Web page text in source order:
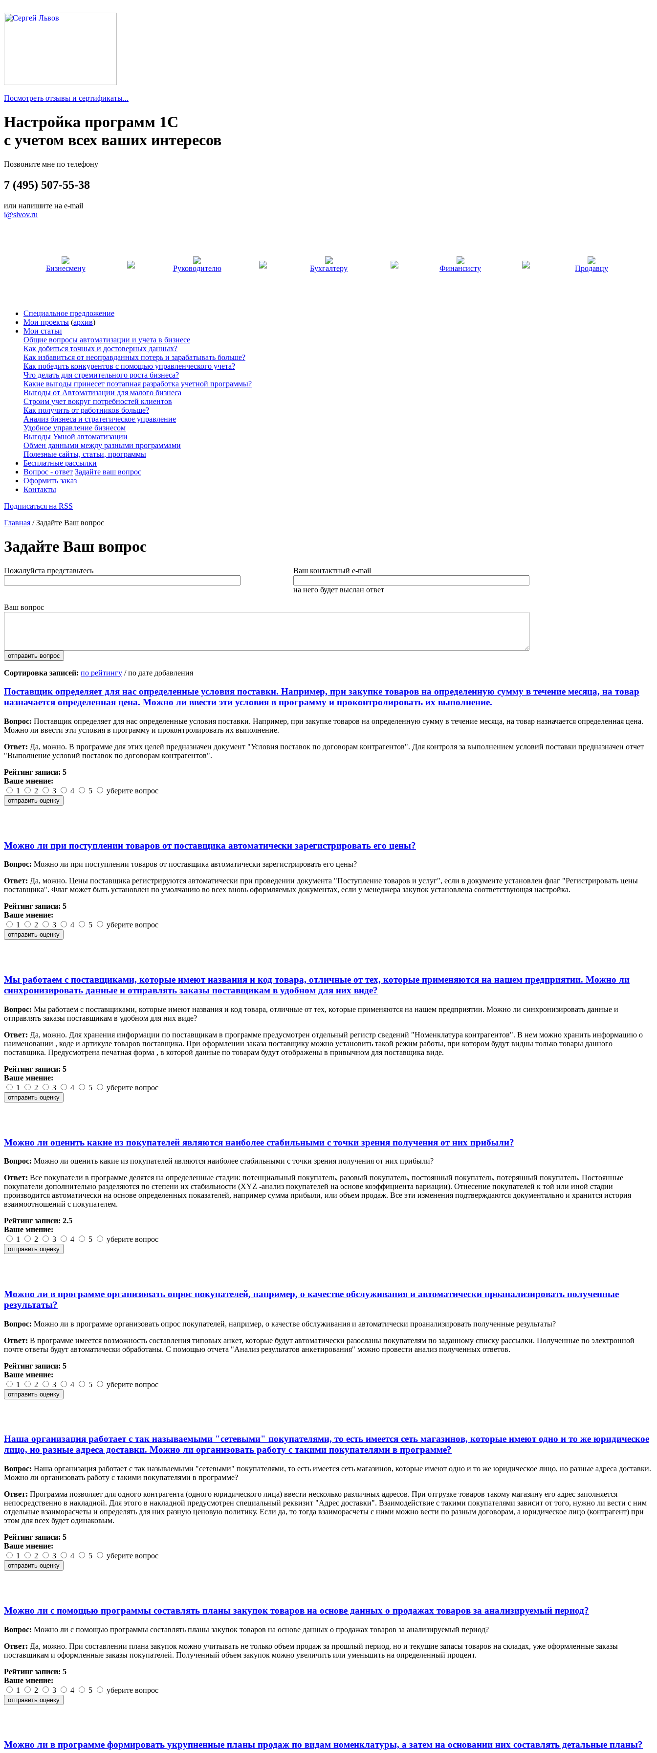
Посмотреть отзывы и сертификаты...
Настройка программ 1С
с учетом всех ваших интересов
Позвоните мне по телефону
7 (495) 507-55-38
или напишите на e-mail
i@slvov.ru
Бизнесмену Руководителю Бухгалтеру Финансисту Продавцу
Специальное предложение
Мои проекты (архив)
Мои статьи
Общие вопросы автоматизации и учета в бизнесе
Как добиться точных и достоверных данных?
Как избавиться от неоправданных потерь и зарабатывать больше?
Как победить конкурентов с помощью управленческого учета?
Что делать для стремительного роста бизнеса?
Какие выгоды принесет поэтапная разработка учетной программы?
Выгоды от Автоматизации для малого бизнеса
Строим учет вокруг потребностей клиентов
Как получить от работников больше?
Анализ бизнеса и стратегическое управление
Удобное управление бизнесом
Выгоды Умной автоматизации
Обмен данными между разными программами
Полезные сайты, статьи, программы
Бесплатные рассылки
Вопрос - ответ Задайте ваш вопрос
Оформить заказ
Контакты
Подписаться на RSS
Главная / Задайте Ваш вопрос
Задайте Ваш вопрос
Пожалуйста представьтесь Ваш контактный e-mail
на него будет выслан ответ
Ваш вопрос
Сортировка записей: по рейтингу / по дате добавления
Поставщик определяет для нас определенные условия поставки. Например, при закупке товаров на определенную сумму в течение месяца, на товар
назначается определенная цена. Можно ли ввести эти условия в программу и проконтролировать их выполнение.
Вопрос: Поставщик определяет для нас определенные условия поставки. Например, при закупке товаров на определенную сумму в течение месяца, на товар назначается определенная цена.
Можно ли ввести эти условия в программу и проконтролировать их выполнение.
Ответ: Да, можно. В программе для этих целей предназначен документ "Условия поставок по договорам контрагентов". Для контроля за выполнением условий поставки предназначен отчет
"Выполнение условий поставок по договорам контрагентов".
Рейтинг записи: 5
Ваше мнение:
1
2 3 4 5 уберите вопрос
Можно ли при поступлении товаров от поставщика автоматически зарегистрировать его цены?
Вопрос: Можно ли при поступлении товаров от поставщика автоматически зарегистрировать его цены?
Ответ: Да, можно. Цены поставщика регистрируются автоматически при проведении документа "Поступление товаров и услуг", если в документе установлен флаг "Регистрировать цены
поставщика". Флаг может быть установлен по умолчанию во всех вновь оформляемых документах, если у менеджера закупок установлена соответствующая настройка.
Рейтинг записи: 5
Ваше мнение:
1
2 3 4 5 уберите вопрос
Мы работаем с поставщиками, которые имеют названия и код товара, отличные от тех, которые применяются на нашем предприятии. Можно ли
синхронизировать данные и отправлять заказы поставщикам в удобном для них виде?
Вопрос: Мы работаем с поставщиками, которые имеют названия и код товара, отличные от тех, которые применяются на нашем предприятии. Можно ли синхронизировать данные и
отправлять заказы поставщикам в удобном для них виде?
Ответ: Да, можно. Для хранения информации по поставщикам в программе предусмотрен отдельный регистр сведений "Номенклатура контрагентов". В нем можно хранить информацию о
наименовании , коде и артикуле товаров поставщика. При оформлении заказа поставщику можно установить такой режим работы, при котором будут видны только товары данного
поставщика. Предусмотрена печатная форма , в которой данные по товарам будут отображены в привычном для поставщика виде.
Рейтинг записи: 5
Ваше мнение:
1
2 3 4 5 уберите вопрос
Можно ли оценить какие из покупателей являются наиболее стабильными с точки зрения получения от них прибыли?
Вопрос: Можно ли оценить какие из покупателей являются наиболее стабильными с точки зрения получения от них прибыли?
Ответ: Все покупатели в программе делятся на определенные стадии: потенциальный покупатель, разовый покупатель, постоянный покупатель, потерянный покупатель. Постоянные
покупатели дополнительно разделяются по степени их стабильности (XYZ -анализ покупателей на основе коэффициента вариации). Отнесение покупателей к той или иной стадии
производится автоматически на основе определенных показателей, например сумма прибыли, или объем продаж. Все эти изменения подтверждаются документально и хранится история
взаимоотношений с покупателем.
Рейтинг записи: 2.5
Ваше мнение:
1
2 3 4 5 уберите вопрос
Можно ли в программе организовать опрос покупателей, например, о качестве обслуживания и автоматически проанализировать полученные
результаты?
Вопрос: Можно ли в программе организовать опрос покупателей, например, о качестве обслуживания и автоматически проанализировать полученные результаты?
Ответ: В программе имеется возможность составления типовых анкет, которые будут автоматически разосланы покупателям по заданному списку рассылки. Полученные по электронной
почте ответы будут автоматически обработаны. С помощью отчета "Анализ результатов анкетирования" можно провести анализ полученных ответов.
Рейтинг записи: 5
Ваше мнение:
1
2 3 4 5 уберите вопрос
Наша организация работает с так называемыми "сетевыми" покупателями, то есть имеется сеть магазинов, которые имеют одно и то же юридическое
лицо, но разные адреса доставки. Можно ли организовать работу с такими покупателями в программе?
Вопрос: Наша организация работает с так называемыми "сетевыми" покупателями, то есть имеется сеть магазинов, которые имеют одно и то же юридическое лицо, но разные адреса доставки.
Можно ли организовать работу с такими покупателями в программе?
Ответ: Программа позволяет для одного контрагента (одного юридического лица) ввести несколько различных адресов. При отгрузке товаров такому магазину его адрес заполняется
непосредственно в накладной. Для этого в накладной предусмотрен специальный реквизит "Адрес доставки". Взаимодействие с такими покупателями зависит от того, нужно ли вести с ним
отдельные взаиморасчеты и определять для них разную ценовую политику. Если да, то тогда взаиморасчеты с ними можно вести по разным договорам, а юридическое лицо (контрагент) при
этом для всех будет одинаковым.
Рейтинг записи: 5
Ваше мнение:
1
2 3 4 5 уберите вопрос
Можно ли с помощью программы составлять планы закупок товаров на основе данных о продажах товаров за анализируемый период?
Вопрос: Можно ли с помощью программы составлять планы закупок товаров на основе данных о продажах товаров за анализируемый период?
Ответ: Да, можно. При составлении плана закупок можно учитывать не только объем продаж за прошлый период, но и текущие запасы товаров на складах, уже оформленные заказы
поставщикам и оформленные заказы покупателей. Полученный объем закупок можно увеличить или уменьшить на определенный процент.
Рейтинг записи: 5
Ваше мнение:
1
2 3 4 5 уберите вопрос
Можно ли в программе формировать укрупненные планы продаж по видам номенклатуры, а затем на основании них составлять детальные планы?